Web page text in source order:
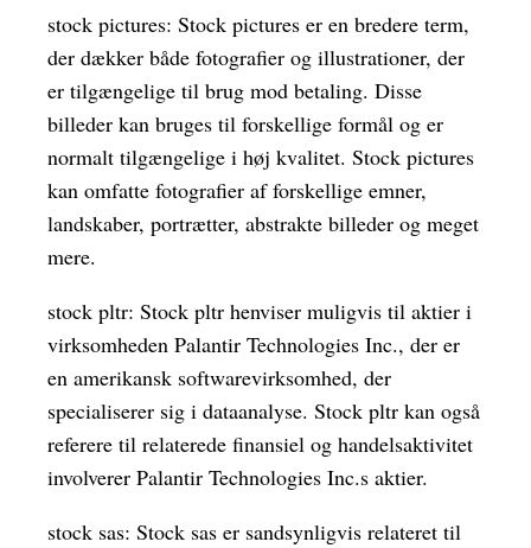
stock pictures: Stock pictures er en bredere term,
der dækker både fotografier og illustrationer, der
er tilgængelige til brug mod betaling. Disse
billeder kan bruges til forskellige formål og er
normalt tilgængelige i høj kvalitet. Stock pictures
kan omfatte fotografier af forskellige emner,
landskaber, portrætter, abstrakte billeder og meget
mere.
stock pltr: Stock pltr henviser muligvis til aktier i
virksomheden Palantir Technologies Inc., der er
en amerikansk softwarevirksomhed, der
specialiserer sig i dataanalyse. Stock pltr kan også
referere til relaterede finansiel og handelsaktivitet
involverer Palantir Technologies Inc.s aktier.
stock sas: Stock sas er sandsynligvis relateret til